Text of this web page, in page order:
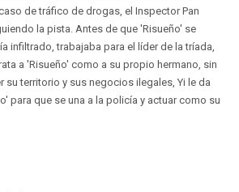
de tráfico de drogas, el Inspector Pan
la pista. Antes de que 'Risueño' se
infiltrado, trabajaba para el líder de la tríada,
a 'Risueño' como a su propio hermano, sin
su territorio y sus negocios ilegales, Yi le da
para que se una a la policía y actuar como su